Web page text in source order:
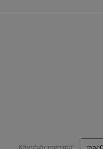
Käyttöjärjestelmä: